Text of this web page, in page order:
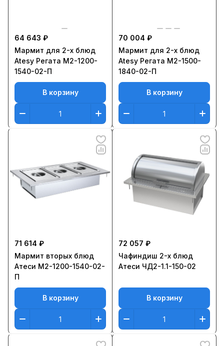
64 643 ₽
Мармит для 2-х блюд
Atesy Регата М2-1200-
1540-02-П
В корзину
70 004 ₽
Мармит для 2-х блюд
Atesy Регата М2-1500-
1840-02-П
В корзину
71 614 ₽
Мармит вторых блюд
Атеси М2-1200-1540-02-
П
В корзину
72 057 ₽
Чафиндиш 2-х блюд
Атеси ЧД2-1.1-150-02
В корзину